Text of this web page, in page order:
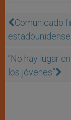
Comunicado
“No hay lugar
los jóvenes”